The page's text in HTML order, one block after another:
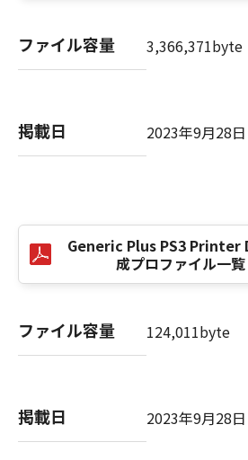
(5) 上記にかかわらず、本契約
から第7条まで、第8条第4項お
定は、本契約書の終了後も効力
NOTICE
“米国政府エンドユーザー”とは
用されます：The
item," as that term is defined
2.101 (Oct 1995), consisting
computer software" and
terms are used in 48 C.F.R.
Consistent with 48 C.F.R.
the SOFTWARE with only
forth herein. The manufacturer
ファイル容量 3,366,371byte
掲載日 2023年9月28日
Generic Plus PS3 Printer
成プロファイル一覧
ファイル容量 124,011byte
掲載日 2023年9月28日